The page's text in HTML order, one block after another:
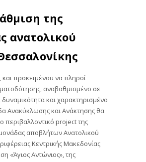
της
ανατολικού
και προκειμένου να πληροί
αναβαθμισμένο σε
δυναμικότητα και χαρακτηρισμένο
Ανακύκλωσης και Ανάκτησης θα
περιβαλλοντικό project της
αποβλήτων Ανατολικού
Κεντρικής Μακεδονίας
«Άγιος Αντώνιος», της